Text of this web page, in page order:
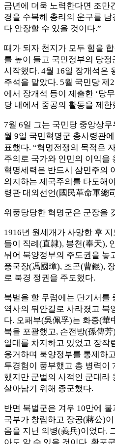
금년에 더욱 노력한다면 조만
경을 수복해 총리의 운구를
다 안장할 수 있을 것이다.”
때가 되자 천지가 모두 힘을
를 높이 들고 국민정부의 당정
시작했다. 4월 16일 장개석은
주석을 맡았다. 5월 국민당 제
에서 장개석 등이 제출한 ‘당
당 내에서 중공의 활동을 제한
7월 6일 그는 국민당 중앙상
월 9일 국민혁명군 총사령관
표했다. “혁명전쟁의 목적은
주의로 국가와 인민의 이익을
혁명세력은 반드시 삼민주의
의지하는 제국주의를 타도해
령관 대외선언(國民革命軍總
위풍당당한 혁명군은 군장을
1916년 원세개가 사망한 후
들이 직례(直隷), 봉천(奉天),
뉘어 북양정부의 주도권을 놓
풍국장(馮國璋), 조곤(曹錕),
로 북경 정권을 주도했다.
북벌을 할 무렵에는 단기서를
역사의 뒤안길로 사라졌고 북
다. 오패부(吳佩孚)는 화중(華
북을 포괄했고, 손전방(孫傳
일대를 차지하고 있었고 장작
웅거하며 북양정부를 통제하
투경험이 풍부했고 총 병력이
했지만 군벌의 사적인 군대라
살아남기 위해 종군했다.
반면 북벌군은 겨우 10만에
국부가 창립하고 장공(蔣公)
음을 지닌 의병(義兵)이었다.